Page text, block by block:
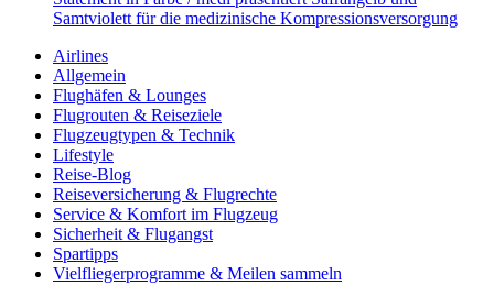
Samtviolett für die medizinische Kompressionsversorgung
Airlines
Allgemein
Flughäfen & Lounges
Flugrouten & Reiseziele
Flugzeugtypen & Technik
Lifestyle
Reise-Blog
Reiseversicherung & Flugrechte
Service & Komfort im Flugzeug
Sicherheit & Flugangst
Spartipps
Vielfliegerprogramme & Meilen sammeln